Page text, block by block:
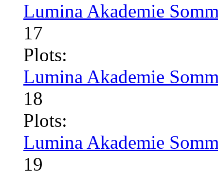
Lumina Akademie
17
Plots:
Lumina Akademie
18
Plots:
Lumina Akademie
19